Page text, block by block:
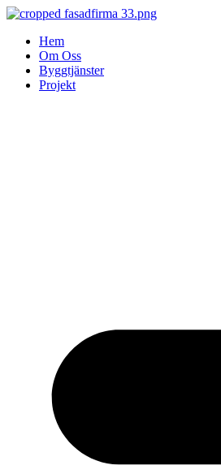
Skip
contentHem
Om Oss
Byggtjänster
Projekt